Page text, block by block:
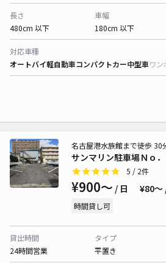
長さ
480cm 以下
車幅
180cm 以下
対応車種
オートバイ軽自動車コンパクトカー中型車ワン
サンマリン駐車場Ｎｏ
名古屋港水族館まで徒歩 30
5 / 2件
¥900〜 / 日 ¥80〜
時間貸し可
貸出時間
24時間営業
タイプ
平置き